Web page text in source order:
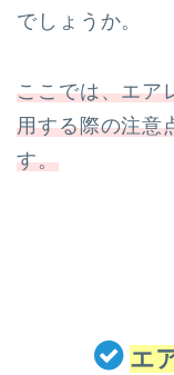
でしょうか。
ここでは、エア
用する際の注意
す。
エ